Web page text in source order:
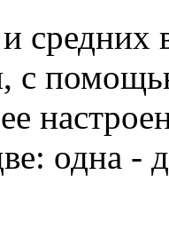
средних
с
одна -